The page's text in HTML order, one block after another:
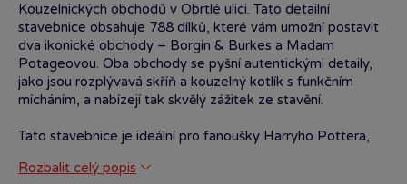
Kouzelnických obchodů v Obrtlé ulici. Tato detailní
stavebnice obsahuje 788 dílků, které vám umožní postavit
dva ikonické obchody – Borgin & Burkes a Madam
Potageovou. Oba obchody se pyšní autentickými detaily,
jako jsou rozplývavá skříň a kouzelný kotlík s funkčním
mícháním, a nabízejí tak skvělý zážitek ze stavění.
Tato stavebnice je ideální pro fanoušky Harryho Pottera,
a Hermiony, které oživí vaše stavitelské dobrodružství.
Rozbalit celý popis